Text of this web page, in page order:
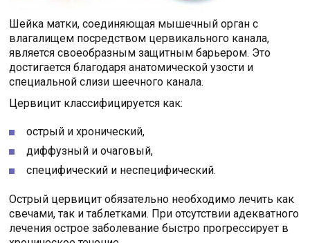
Шейка матки, соединяющая мышечный орган с
влагалищем посредством цервикального канала,
является своеобразным защитным барьером. Это
достигается благодаря анатомической узости и
специальной слизи шеечного канала.
Цервицит классифицируется как:
острый и хронический,
диффузный и очаговый,
специфический и неспецифический.
Острый цервицит обязательно необходимо лечить как
свечами, так и таблетками. При отсутствии адекватного
лечения острое заболевание быстро прогрессирует в